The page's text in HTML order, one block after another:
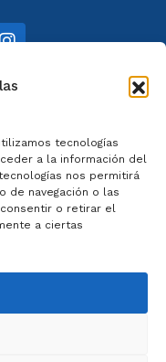
tecnologías
a la información del
nos permitirá
de navegación o las
o retirar el
a ciertas